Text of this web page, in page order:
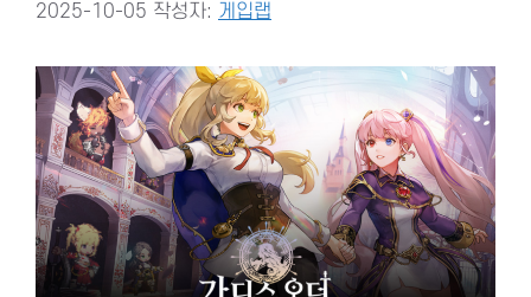
2025-10-05 작성자: 게입랩